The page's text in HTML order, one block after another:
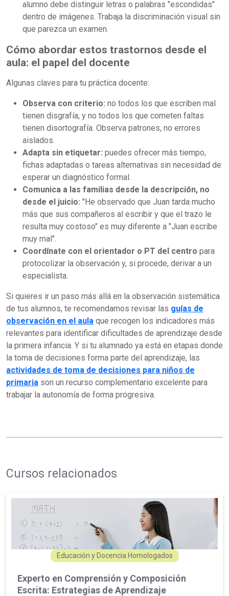
alumno debe distinguir letras o palabras "escondidas"
dentro de imágenes. Trabaja la discriminación visual sin
que parezca un examen.
Cómo abordar estos trastornos desde el
aula: el papel del docente
Algunas claves para tu práctica docente:
Observa con criterio: no todos los que escriben mal
tienen disgrafía, y no todos los que cometen faltas
tienen disortografía. Observa patrones, no errores
aislados.
Adapta sin etiquetar: puedes ofrecer más tiempo,
fichas adaptadas o tareas alternativas sin necesidad de
esperar un diagnóstico formal.
Comunica a las familias desde la descripción, no
desde el juicio: "He observado que Juan tarda mucho
más que sus compañeros al escribir y que el trazo le
resulta muy costoso" es muy diferente a "Juan escribe
muy mal".
Coordínate con el orientador o PT del centro para
protocolizar la observación y, si procede, derivar a un
especialista.
Si quieres ir un paso más allá en la observación sistemática
de tus alumnos, te recomendamos revisar las guías de
observación en el aula que recogen los indicadores más
relevantes para identificar dificultades de aprendizaje desde
la primera infancia. Y si tu alumnado ya está en etapas donde
la toma de decisiones forma parte del aprendizaje, las
actividades de toma de decisiones para niños de
primaria son un recurso complementario excelente para
trabajar la autonomía de forma progresiva.
Cursos relacionados
Educación y Docencia Homologados
Experto en Comprensión y Composición
Escrita: Estrategias de Aprendizaje